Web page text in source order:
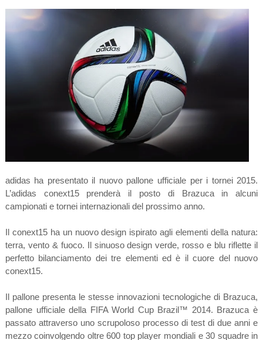
adidas ha presentato il nuovo pallone ufficiale per i tornei 2015.
L’adidas conext15 prenderà il posto di Brazuca in alcuni
campionati e tornei internazionali del prossimo anno.
Il conext15 ha un nuovo design ispirato agli elementi della natura:
terra, vento & fuoco. Il sinuoso design verde, rosso e blu riflette il
perfetto bilanciamento dei tre elementi ed è il cuore del nuovo
conext15.
Il pallone presenta le stesse innovazioni tecnologiche di Brazuca,
pallone ufficiale della FIFA World Cup Brazil™ 2014. Brazuca è
passato attraverso uno scrupoloso processo di test di due anni e
mezzo coinvolgendo oltre 600 top player mondiali e 30 squadre in